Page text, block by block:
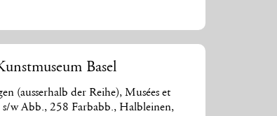
Basel
(ausserhalb der Reihe), Musées et
s/w Abb., 258 Farbabb., Halbleinen,